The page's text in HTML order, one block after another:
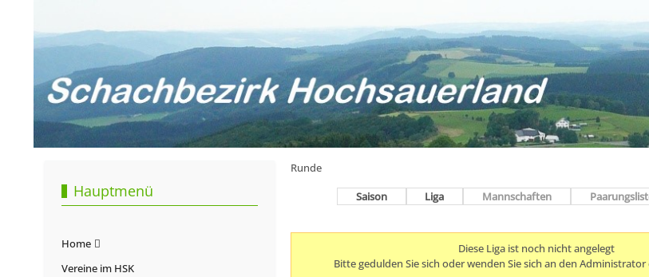
Hauptmenü
Home
Vereine im HSK
Runde
Saison
Liga Mannschaften
Diese Liga ist noch nicht angelegt
Bitte gedulden Sie sich oder wenden Sie sich an den